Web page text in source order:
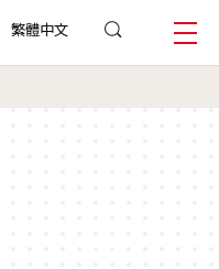
繁體中文